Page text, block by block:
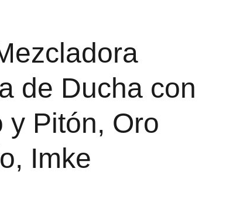
de Ducha con
y Pitón, Oro
Imke